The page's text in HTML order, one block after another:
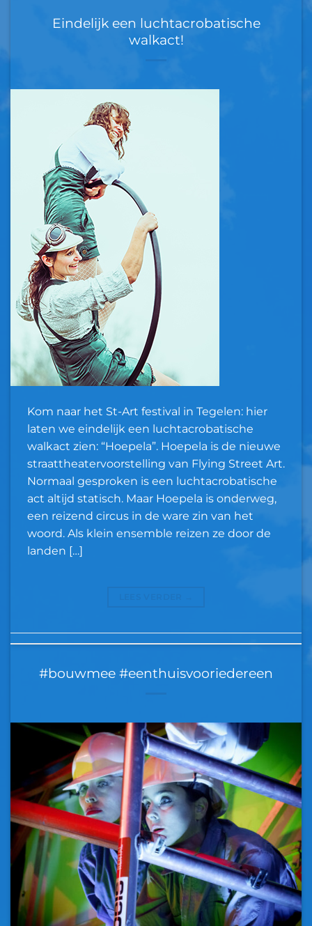
Eindelijk een luchtacrobatische
walkact!
Kom naar het St-Art festival in Tegelen: hier
laten we eindelijk een luchtacrobatische
walkact zien: “Hoepela”. Hoepela is de nieuwe
straattheatervoorstelling van Flying Street Art.
Normaal gesproken is een luchtacrobatische
act altijd statisch. Maar Hoepela is onderweg,
een reizend circus in de ware zin van het
woord. Als klein ensemble reizen ze door de
landen […]
#bouwmee #eenthuisvooriedereen